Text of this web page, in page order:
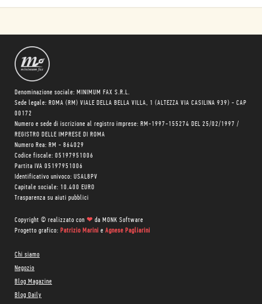
Denominazione sociale: MINIMUM FAX S.R.L.
Sede legale: ROMA (RM) VIALE DELLA BELLA VILLA, 1 (ALTEZZA VIA CASILINA 939) - CAP
00172
Numero e sede di iscrizione al registro imprese: RM-1997-155274 DEL 25/02/1997 /
REGISTRO DELLE IMPRESE DI ROMA
Numero Rea: RM - 864029
Codice fiscale: 05197951006
Partita IVA 05197951006
Identificativo univoco: USAL8PV
Capitale sociale: 10.400 EURO
Trasparenza su aiuti pubblici
Copyright © realizzato con ❤ da MONK Software
Progetto grafico: Patrizio Marini e Agnese Pagliarini
Chi siamo
Negozio
Blog Magazine
Blog Daily